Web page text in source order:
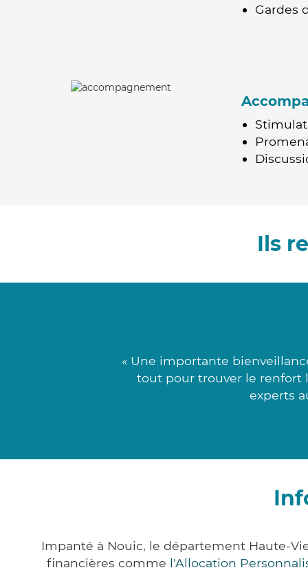
Gardes
Ils
« Une importante
tout pour trouver le renfort
experts
Impanté à Nouic, le département Haute-
financières comme l'Allocation